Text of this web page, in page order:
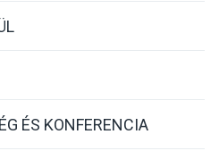
ÉS KONFERENCIA